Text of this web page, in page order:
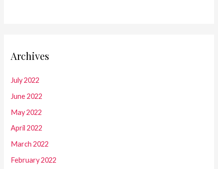
Archives
July 2022
June 2022
May 2022
April 2022
March 2022
February 2022